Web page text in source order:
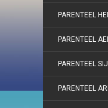
PARENTEEL
PARENTEEL
PARENTEEL
PARENTEEL